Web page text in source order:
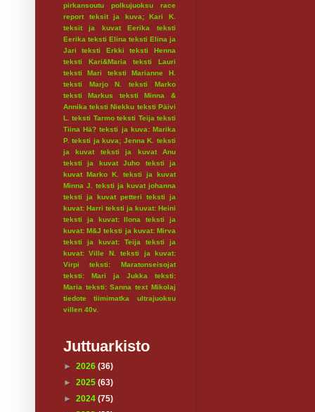
pirkansoutu polkujuoksu
race
report
teksit ja kuva; Kari K.
teksit ja kuvat Eerika
teksti
Eerika teksti Elina teksti Elina ja
Jari
teksti Erkki
teksti Henna
teksti Kari&Maria
teksti Lauri
teksti Mari
teksti Marianne H.
teksti Marjo N.
teksti Marko
teksti Markus
teksti Minna &
Annika teksti Niekku teksti Päivi
L.
teksti Tarmo teksti Teija teksti
Tiina Hä? teksti ja kuva: Marika
P. teksti ja kuva; Jenna K.
teksti
ja kuvat
teksti ja kuvat Anu
teksti ja kuvat Juho
teksti ja
kuvat Marko K.
teksti ja kuvat
Minna J.
teksti ja kuvat johanna
teksti ja kuvat petteri
teksti ja
kuvat: Harri teksti ja kuvat: Heini
teksti ja kuvat: Ilona
teksti ja
kuvat: M&J teksti ja kuvat: Mirva
teksti ja kuvat: Teija
teksti ja
kuvat: Ville N.
teksti ja kuvat:
Virpi
teksti: Maratonseisojat
teksti: Mari ja Jukka
teksti:
Maria teksti: Sanna text Mikolaj
tiedote
tiimimatka
ultrajuoksu
villen 40v.
Juttuarkisto
► 2026 (36)
► 2025 (63)
► 2024 (75)